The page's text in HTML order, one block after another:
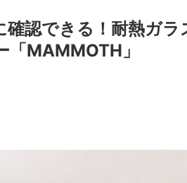
確認できる！耐熱ガ
「MAMMOTH」